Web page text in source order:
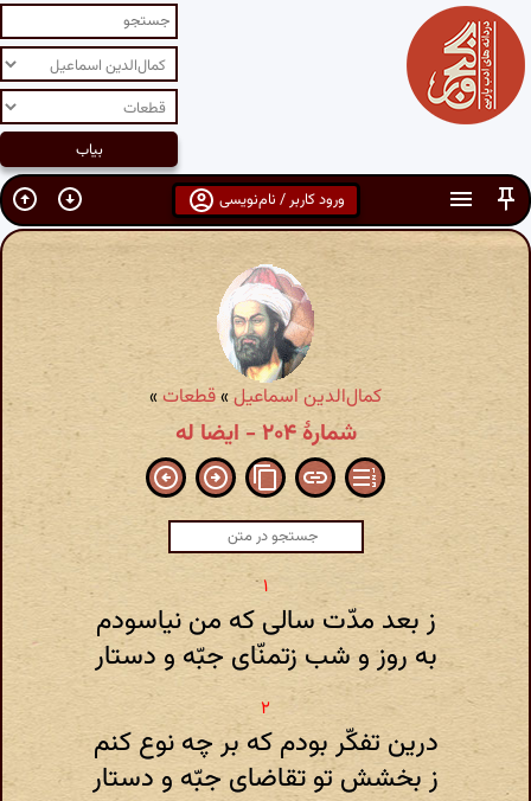
ورود کاربر / نام‌نویسی
کمال‌الدین اسماعیل»قطعات»
شمارهٔ ۲۰۴ - ایضا له
ز بعد مدّت سالی که من نیاسودم
به روز و شب زتمنّای جبّه و دستار
درین تفکّر بودم که بر چه نوع کنم
ز بخشش تو تقاضای جبّه و دستار